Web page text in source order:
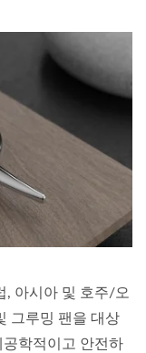
, 아시아 및 호주/오
그루밍 팬을 대상
공학적이고 안전하